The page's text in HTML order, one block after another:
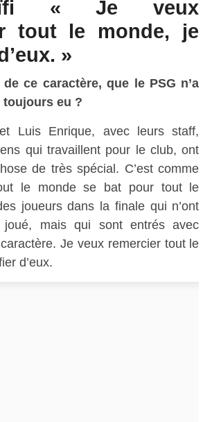
« Je veux
tout le monde, je
»
ce caractère, que le PSG n’a
toujours eu ?
Luis Enrique, avec leurs staff,
qui travaillent pour le club, ont
de très spécial. C’est comme
le monde se bat pour tout le
joueurs dans la finale qui n’ont
joué, mais qui sont entrés avec
Je veux remercier tout le
d’eux.